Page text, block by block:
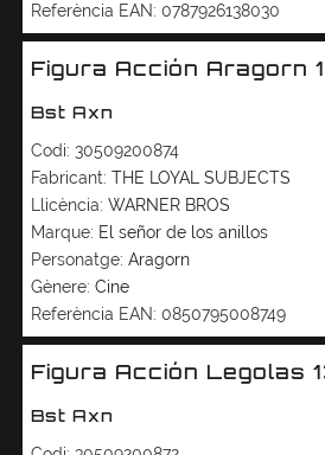
Referència EAN: 0787926138030
Figura Acción Aragorn
Bst Axn
Codi: 30509200874
Fabricant: THE LOYAL SUBJECTS
Llicència: WARNER BROS
Marque: El señor de los anillos
Personatge: Aragorn
Gènere: Cine
Referència EAN: 0850795008749
Figura Acción Legolas
Bst Axn